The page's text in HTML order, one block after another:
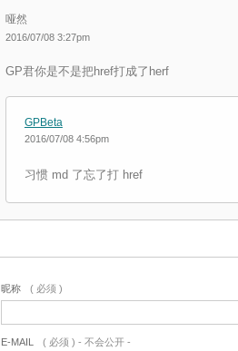
哑然
2016/07/08 3:27pm
GP君你是不是把href打成了herf
GPBeta
2016/07/08 4:56pm
习惯 md 了忘了打 href
昵称 ( 必须 )
E-MAIL ( 必须 ) - 不会公开 -